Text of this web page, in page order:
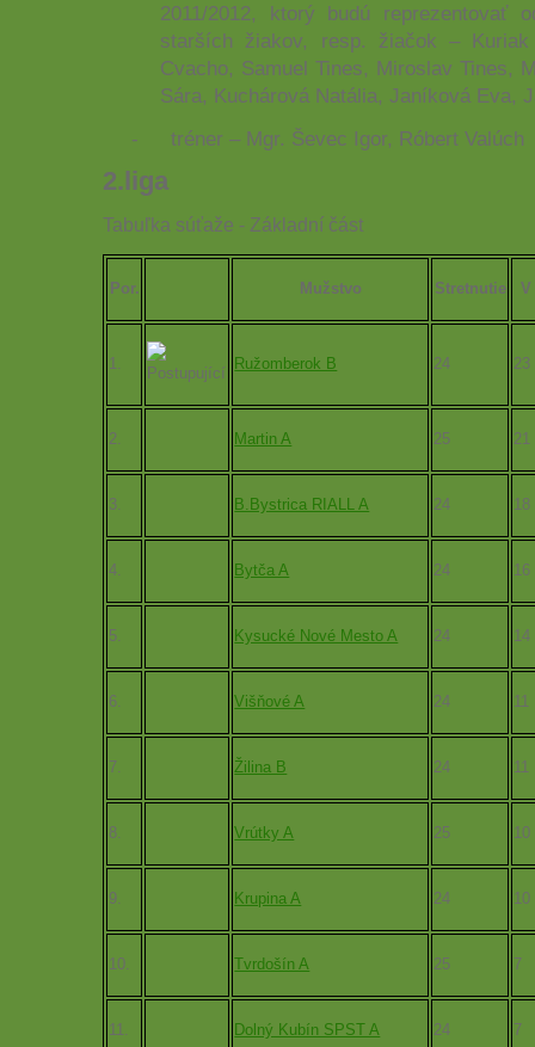
2011/2012, ktorý budú reprezentovať
starších žiakov, resp. žiačok – Kuriak
Cvacho, Samuel Tines, Miroslav Tines,
Sára, Kuchárová Natália, Janíková Eva,
-
tréner – Mgr. Ševec Igor, Róbert Valúch
2.liga
Tabuľka súťaže - Základní část
Por. Mužstvo Stretnutie V
1. Ružomberok B 24 23
2. Martin A 25 21
3. B.Bystrica RIALL A 24 18
4. Bytča A 24 16
5. Kysucké Nové Mesto A 24 14
6. Višňové A 24 11
7. Žilina B 24 11
8. Vrútky A 25 10
9. Krupina A 24 10
10. Tvrdošín A 25 7
11. Dolný Kubín SPST A 24 7